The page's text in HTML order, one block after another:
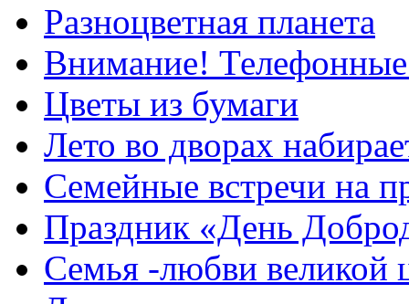
Разноцветная планета
Внимание!
Цветы из бумаги
Лето во дворах
Семейные встречи на
Праздник «День
Семья -любви великой